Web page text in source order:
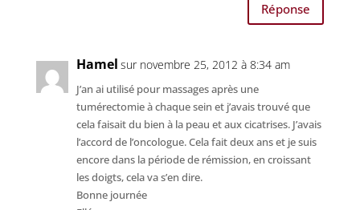
Réponse
Hamel sur novembre 25, 2012 à 8:34 am
J’an ai utilisé pour massages après une
tumérectomie à chaque sein et j’avais trouvé que
cela faisait du bien à la peau et aux cicatrises. J’avais
l’accord de l’oncologue. Cela fait deux ans et je suis
encore dans la période de rémission, en croissant
les doigts, cela va s’en dire.
Bonne journée